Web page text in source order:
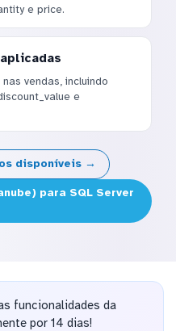
e price.
vendas, incluindo
e
disponíveis →
para SQL Server
funcionalidades da
por 14 dias!